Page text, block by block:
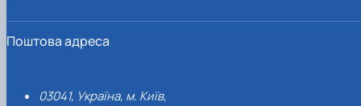
Поштова адреса
03041, Україна, м. Київ,